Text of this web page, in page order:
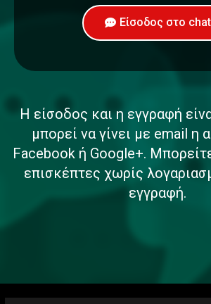
Είσοδος στο chat
Η είσοδος και η εγγραφή
μπορεί να γίνει με email η
Facebook ή Google+.
επισκέπτες χωρίς
εγγραφή.